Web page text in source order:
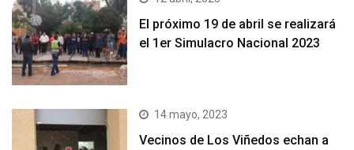
El próximo 19 de abril se realizará
el 1er Simulacro Nacional 2023
14 mayo, 2023
Vecinos de Los Viñedos echan a